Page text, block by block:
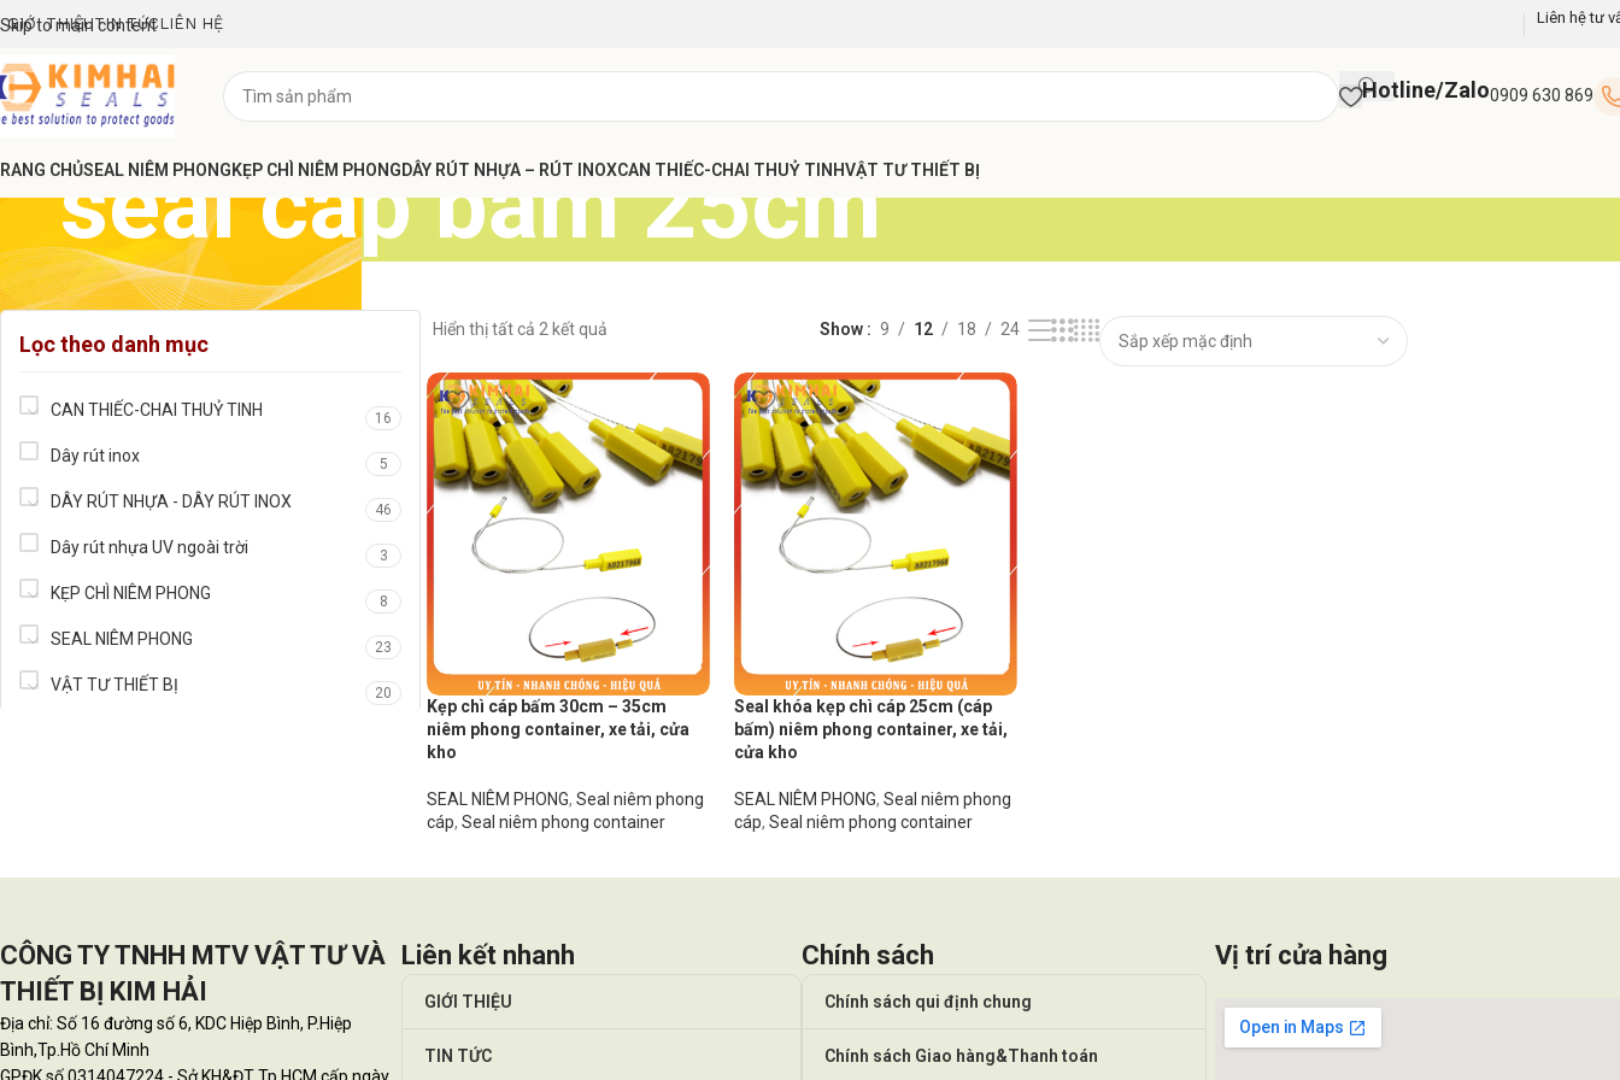
Skip to main content
GIỚI THIỆUTIN TỨC LIÊN HỆ Liên hệ tư
Hotline/Zalo0909 630 869
CHỦSEAL NIÊM PHONGKẸP CHÌ NIÊM PHONGDÂY RÚT NHỰA – RÚT INOXCAN THIẾC-CHAI THUỶ TINHVẬT TƯ THIẾT BỊ
seal cáp bấm 25cm
Lọc theo danh mục
CAN THIẾC-CHAI THUỶ TINH 16
Dây rút inox 5
DÂY RÚT NHỰA - DÂY RÚT INOX 46
Dây rút nhựa UV ngoài trời 3
KẸP CHÌ NIÊM PHONG 8
SEAL NIÊM PHONG 23
VẬT TƯ THIẾT BỊ 20
Hiển thị tất cả 2 kết quả Show 9 12 18 24
Kẹp chì cáp bấm 30cm – 35cm
niêm phong container, xe tải, cửa
kho
SEAL NIÊM PHONG, Seal niêm phong
cáp, Seal niêm phong container
Seal khóa kẹp chì cáp 25cm (cáp
bấm) niêm phong container, xe tải,
cửa kho
SEAL NIÊM PHONG, Seal niêm phong
cáp, Seal niêm phong container
CÔNG TY TNHH MTV VẬT TƯ VÀ
THIẾT BỊ KIM HẢI
Địa chỉ: Số 16 đường số 6, KDC Hiệp Bình, P.Hiệp
Bình,Tp.Hồ Chí Minh
Liên kết nhanh
GIỚI THIỆU
TIN TỨC
Chính sách
Chính sách qui định chung
Chính sách Giao hàng&Thanh toán
Vị trí cửa hàng